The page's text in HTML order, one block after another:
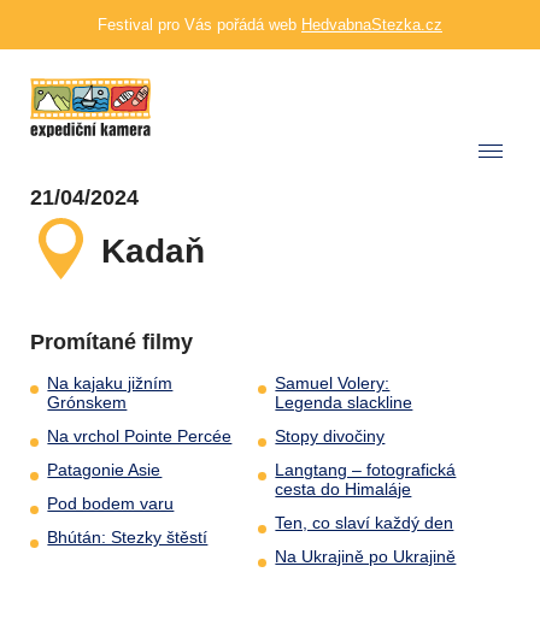
Festival pro Vás pořádá web HedvabnaStezka.cz
21/04/2024
Kadaň
Promítané filmy
Na kajaku jižním
Grónskem
Na vrchol Pointe Percée
Patagonie Asie
Pod bodem varu
Bhútán: Stezky štěstí
Samuel Volery:
Legenda slackline
Stopy divočiny
Langtang – fotografická
cesta do Himaláje
Ten, co slaví každý den
Na Ukrajině po Ukrajině